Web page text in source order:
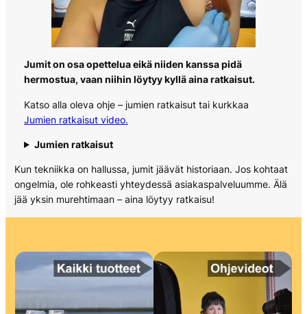
Jumit on osa opettelua eikä niiden kanssa pidä
hermostua, vaan niihin löytyy kyllä aina ratkaisut.
Katso alla oleva ohje – jumien ratkaisut tai kurkkaa
Jumien ratkaisut video.
Jumien ratkaisut
Kun tekniikka on hallussa, jumit jäävät historiaan. Jos kohtaat
ongelmia, ole rohkeasti yhteydessä asiakaspalveluumme. Älä
jää yksin murehtimaan – aina löytyy ratkaisu!